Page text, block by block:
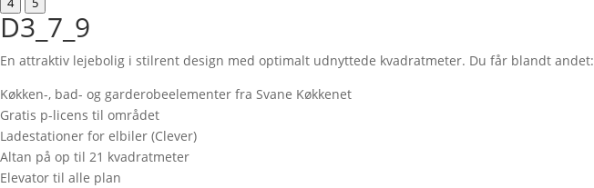
D3_7_9
En attraktiv lejebolig i stilrent design med optimalt udnyttede kvadratmeter. Du får blandt andet:
Køkken-, bad- og garderobeelementer fra Svane Køkkenet
Gratis p-licens til området
Ladestationer for elbiler (Clever)
Altan på op til 21 kvadratmeter
Elevator til alle plan